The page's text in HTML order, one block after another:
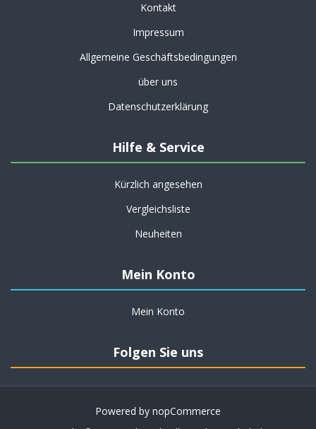
Kontakt
Impressum
Allgemeine Geschäftsbedingungen
über uns
Datenschutzerklärung
Hilfe & Service
Kürzlich angesehen
Vergleichsliste
Neuheiten
Mein Konto
Mein Konto
Folgen Sie uns
Powered by nopCommerce